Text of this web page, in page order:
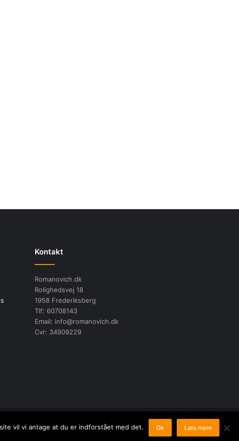
Kontakt
Romanovich.dk
Rolighedsvej 18
1958 Frederiksberg
Tlf: 60708143
Email: info@romanovich.dk
Cvr: 34909229
dansk lovgivning!
vil vi antage at du er indforstået med det. Ok Læs mere